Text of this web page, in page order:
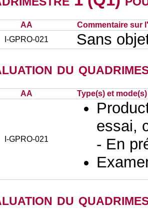
AA
Commentaire sur
I-GPRO-021
Sans
du
AA Type(s) et
I-GPRO-021
essai,
- En
du